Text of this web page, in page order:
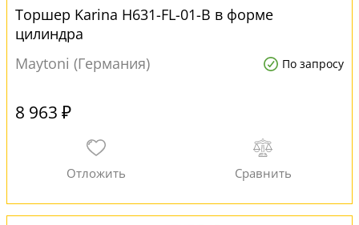
Торшер Karina H631-FL-01-B в форме
цилиндра
Maytoni (Германия)
По запросу
8 963 ₽